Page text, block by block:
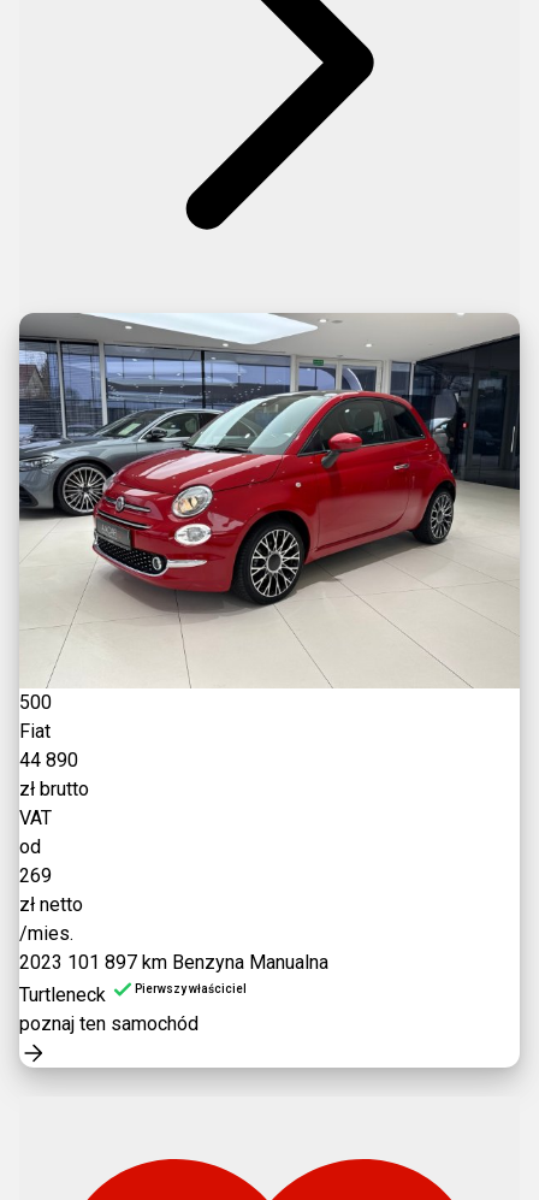
500
Fiat
44 890
zł brutto
VAT
od
269
zł netto
/mies.
2023 101 897 km Benzyna Manualna
Turtleneck
Pierwszy właściciel
poznaj ten samochód